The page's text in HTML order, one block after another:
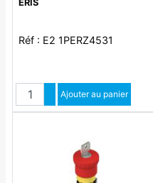
ERIS
Réf : E2 1PERZ4531
QuantitéAugmenter quantité
Diminuer quantité
Ajouter au panier